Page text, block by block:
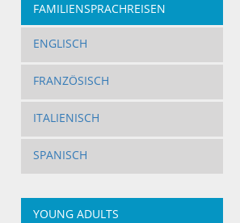
FAMILIENSPRACHREISEN
ENGLISCH
FRANZÖSISCH
ITALIENISCH
SPANISCH
YOUNG ADULTS